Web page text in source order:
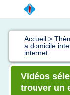
Accueil >
a domicile
internet
Vidéos
trouver un